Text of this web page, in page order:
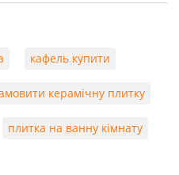
кафель купити
керамічну плитку
плитка на ванну кімнату